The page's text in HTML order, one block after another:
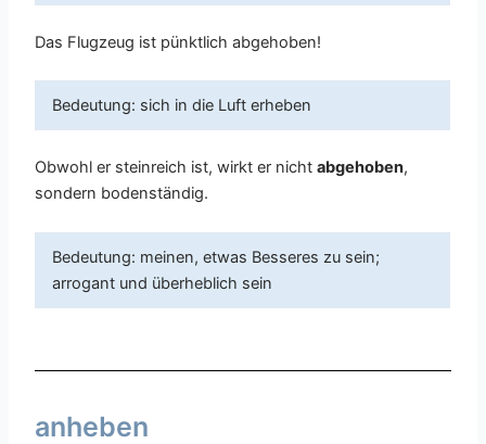
Das Flugzeug ist pünktlich abgehoben!
Bedeutung: sich in die Luft erheben
Obwohl er steinreich ist, wirkt er nichtabgehoben,
sondern bodenständig.
Bedeutung: meinen, etwas Besseres zu sein;
arrogant und überheblich sein
anheben